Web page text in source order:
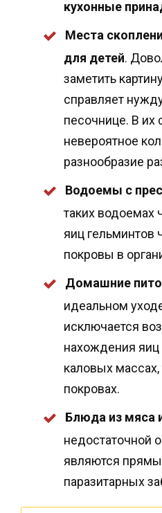
кухонные
Места
для детей.
заметить
справляет
песочнице. В
невероятное
разнообразие
Водоемы с
таких водоемах
яиц гельминтов
покровы в
Домашние
идеальном
исключается
нахождения яиц
каловых
покровах.
Блюда из мяса
недостаточной
являются
паразитарных